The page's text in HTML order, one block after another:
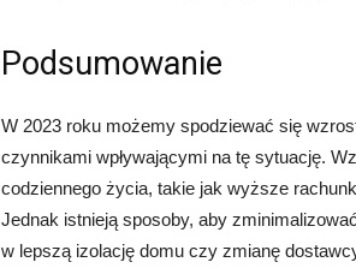
Podsumowanie
W 2023 roku możemy spodziewać się
czynnikami wpływającymi na tę sytuację.
codziennego życia, takie jak wyższe
Jednak istnieją sposoby, aby
w lepszą izolację domu czy zmianę